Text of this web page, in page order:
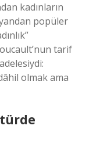
kadınların
popüler
tarif
olmak ama